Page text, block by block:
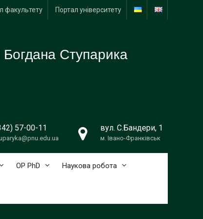
факультету Портал університету
Богдана Ступарика
57-00-11 вул. С.Бандери, 1
м. Івано-Франківськ
ОР PhD Наукова робота